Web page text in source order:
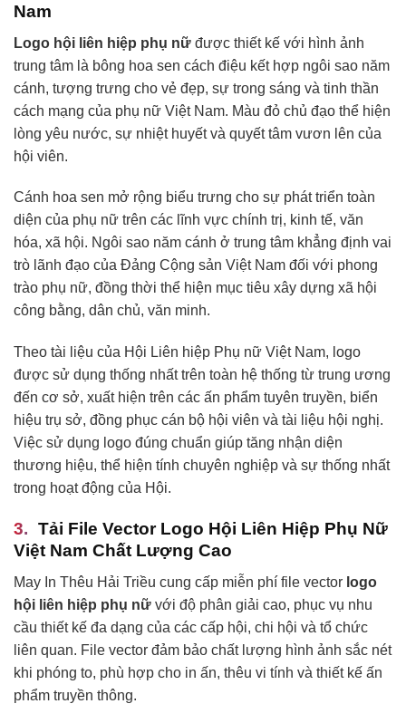
Nam
Logo hội liên hiệp phụ nữ được thiết kế với hình ảnh
trung tâm là bông hoa sen cách điệu kết hợp ngôi sao năm
cánh, tượng trưng cho vẻ đẹp, sự trong sáng và tinh thần
cách mạng của phụ nữ Việt Nam. Màu đỏ chủ đạo thể hiện
lòng yêu nước, sự nhiệt huyết và quyết tâm vươn lên của
hội viên.
Cánh hoa sen mở rộng biểu trưng cho sự phát triển toàn
diện của phụ nữ trên các lĩnh vực chính trị, kinh tế, văn
hóa, xã hội. Ngôi sao năm cánh ở trung tâm khẳng định vai
trò lãnh đạo của Đảng Cộng sản Việt Nam đối với phong
trào phụ nữ, đồng thời thể hiện mục tiêu xây dựng xã hội
công bằng, dân chủ, văn minh.
Theo tài liệu của Hội Liên hiệp Phụ nữ Việt Nam, logo
được sử dụng thống nhất trên toàn hệ thống từ trung ương
đến cơ sở, xuất hiện trên các ấn phẩm tuyên truyền, biển
hiệu trụ sở, đồng phục cán bộ hội viên và tài liệu hội nghị.
Việc sử dụng logo đúng chuẩn giúp tăng nhận diện
thương hiệu, thể hiện tính chuyên nghiệp và sự thống nhất
trong hoạt động của Hội.
Tải File Vector Logo Hội Liên Hiệp Phụ Nữ
Việt Nam Chất Lượng Cao
May In Thêu Hải Triều cung cấp miễn phí file vector logo
hội liên hiệp phụ nữ với độ phân giải cao, phục vụ nhu
cầu thiết kế đa dạng của các cấp hội, chi hội và tổ chức
liên quan. File vector đảm bảo chất lượng hình ảnh sắc nét
khi phóng to, phù hợp cho in ấn, thêu vi tính và thiết kế ấn
phẩm truyền thông.